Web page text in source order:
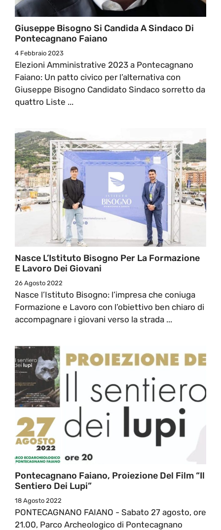
Giuseppe Bisogno Si Candida A Sindaco Di
Pontecagnano Faiano
4 Febbraio 2023
Elezioni Amministrative 2023 a Pontecagnano
Faiano: Un patto civico per l’alternativa con
Giuseppe Bisogno Candidato Sindaco sorretto da
quattro Liste ...
Nasce L’Istituto Bisogno Per La Formazione
E Lavoro Dei Giovani
26 Agosto 2022
Nasce l’Istituto Bisogno: l’impresa che coniuga
Formazione e Lavoro con l’obiettivo ben chiaro di
accompagnare i giovani verso la strada ...
Pontecagnano Faiano, Proiezione Del Film “Il
Sentiero Dei Lupi”
18 Agosto 2022
PONTECAGNANO FAIANO - Sabato 27 agosto, ore
21.00, Parco Archeologico di Pontecagnano